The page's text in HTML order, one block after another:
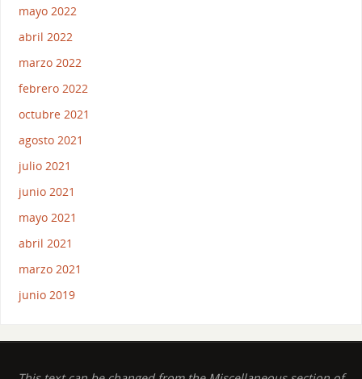
mayo 2022
abril 2022
marzo 2022
febrero 2022
octubre 2021
agosto 2021
julio 2021
junio 2021
mayo 2021
abril 2021
marzo 2021
junio 2019